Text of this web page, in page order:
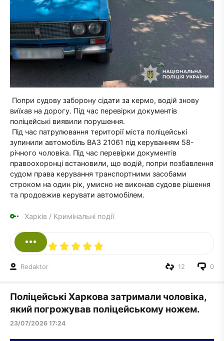
Попри судову заборону сідати за кермо, водій знову
виїхав на дорогу. Під час перевірки документів
поліцейські виявили порушення.
Під час патрулювання території міста поліцейські
зупинили автомобіль ВАЗ 21061 під керуванням 58-
річного чоловіка. Під час перевірки документів
правоохоронці встановили, що водій, попри позбавлення
судом права керування транспортними засобами
строком на один рік, умисно не виконав судове рішення
та продовжив керувати автомобілем.
Харків / Кримінальні події
Redaktor 0
12
Поліцейські Харкова затримали чоловіка,
який погрожував поліцейському ножем.
23/07/2026 17:24